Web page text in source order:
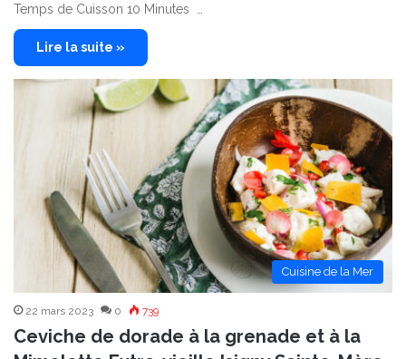
Temps de Cuisson 10 Minutes …
Lire la suite »
Cuisine de la Mer
22 mars 2023 0 739
Ceviche de dorade à la grenade et à la